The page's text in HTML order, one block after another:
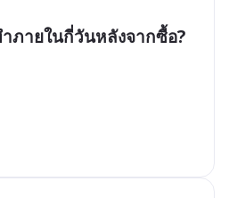
ภายในกี่วันหลังจากซื้อ?